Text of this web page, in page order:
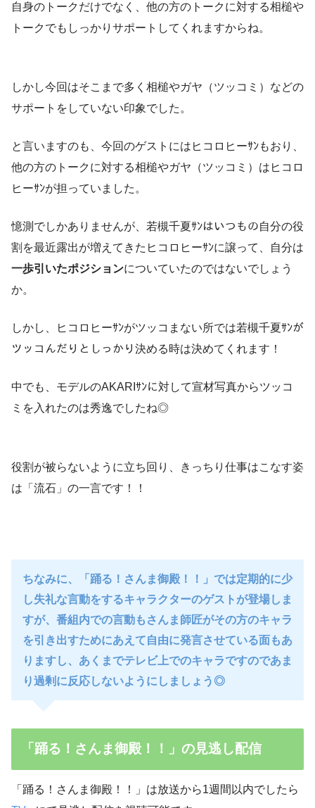
自身のトークだけでなく、他の方のトークに対する相槌や
トークでもしっかりサポートしてくれますからね。
しかし今回はそこまで多く相槌やガヤ（ツッコミ）などの
サポートをしていない印象でした。
と言いますのも、今回のゲストにはヒコロヒーｻﾝもおり、
他の方のトークに対する相槌やガヤ（ツッコミ）はヒコロ
ヒーｻﾝが担っていました。
憶測でしかありませんが、若槻千夏ｻﾝはいつもの自分の役
割を最近露出が増えてきたヒコロヒーｻﾝに譲って、自分は
一歩引いたポジションについていたのではないでしょう
か。
しかし、ヒコロヒーｻﾝがツッコまない所では若槻千夏ｻﾝが
ツッコんだりとしっかり決める時は決めてくれます！
中でも、モデルのAKARIｻﾝに対して宣材写真からツッコ
ミを入れたのは秀逸でしたね◎
役割が被らないように立ち回り、きっちり仕事はこなす姿
は「流石」の一言です！！
ちなみに、「踊る！さんま御殿！！」では定期的に少
し失礼な言動をするキャラクターのゲストが登場しま
すが、番組内での言動もさんま師匠がその方のキャラ
を引き出すためにあえて自由に発言させている面もあ
りますし、あくまでテレビ上でのキャラですのであま
り過剰に反応しないようにしましょう◎
「踊る！さんま御殿！！」の見逃し配信
「踊る！さんま御殿！！」は放送から1週間以内でしたら